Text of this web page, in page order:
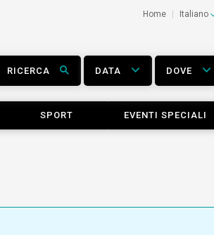
Home Italiano
RICERCA DATA DOVE
SPORT EVENTI SPECIALI